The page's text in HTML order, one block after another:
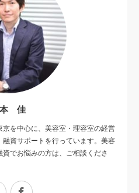
本 佳
を中心に、美容室・理容室の経営
資サポートを行っています。美容
でお悩みの方は、ご相談くださ
Twitter Facebook